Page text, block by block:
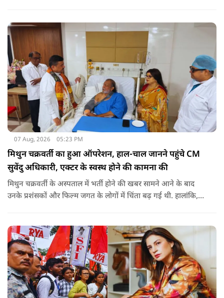
07 Aug, 2026 05:23 PM
मिथुन चक्रवर्ती का हुआ ऑपरेशन, हाल-चाल जानने पहुंचे CM
सुवेंदु अधिकारी, एक्टर के स्वस्थ होने की कामना की
मिथुन चक्रवर्ती के अस्पताल में भर्ती होने की खबर सामने आने के बाद
उनके प्रशंसकों और फिल्म जगत के लोगों में चिंता बढ़ गई थी. हालांकि,